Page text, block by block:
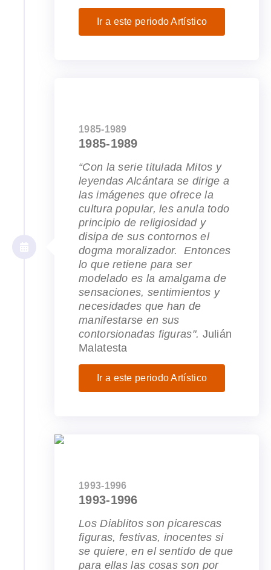
Ir a este periodo Artístico
1985-1989
1985-1989
“Con la serie titulada Mitos y
leyendas Alcántara se dirige a
las imágenes que ofrece la
cultura popular, les anula todo
principio de religiosidad y
disipa de sus contornos el
dogma moralizador. Entonces
lo que retiene para ser
modelado es la amalgama de
sensaciones, sentimientos y
necesidades que han de
manifestarse en sus
contorsionadas figuras". Julián
Malatesta
Ir a este periodo Artístico
1993-1996
1993-1996
Los Diablitos son picarescas
figuras, festivas, inocentes si
se quiere, en el sentido de que
para ellas las cosas son por